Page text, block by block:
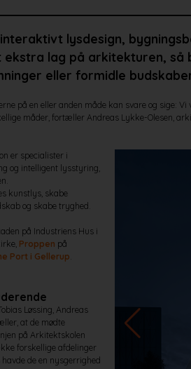
lysdesign,
lag på arkitekturen, så
eller formidle
på en eller anden måde kan svare og sige: Vi
måder, fortæller Andreas Lykke-Olesen,
er specialister i
og intelligent lysstyring,
kunstlys, skabe
og skabe tryghed.
på Industriens Hus i
Proppen på
Port i Gellerup
Løssing, Andreas
at de mødte
på Arkitektskolen
forskellige afdelinger
de en nysgerrighed